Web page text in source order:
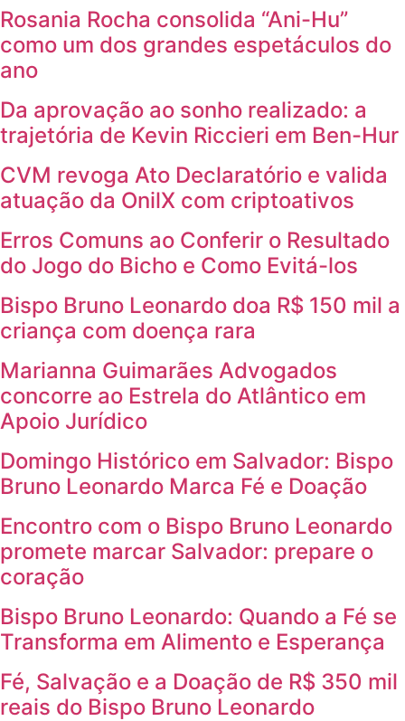
Rosania Rocha consolida “Ani-Hu”
como um dos grandes espetáculos do
ano
Da aprovação ao sonho realizado: a
trajetória de Kevin Riccieri em Ben-Hur
CVM revoga Ato Declaratório e valida
atuação da OnilX com criptoativos
Erros Comuns ao Conferir o Resultado
do Jogo do Bicho e Como Evitá-los
Bispo Bruno Leonardo doa R$ 150 mil a
criança com doença rara
Marianna Guimarães Advogados
concorre ao Estrela do Atlântico em
Apoio Jurídico
Domingo Histórico em Salvador: Bispo
Bruno Leonardo Marca Fé e Doação
Encontro com o Bispo Bruno Leonardo
promete marcar Salvador: prepare o
coração
Bispo Bruno Leonardo: Quando a Fé se
Transforma em Alimento e Esperança
Fé, Salvação e a Doação de R$ 350 mil
reais do Bispo Bruno Leonardo